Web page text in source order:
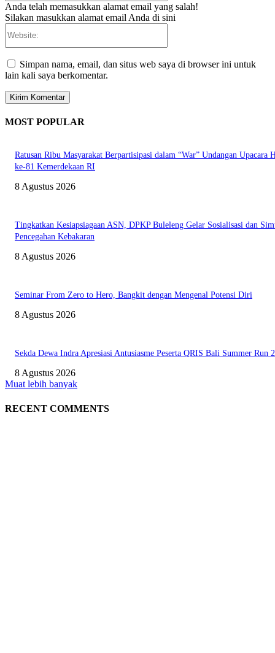
Anda telah memasukkan alamat email yang salah!
Silakan masukkan alamat email Anda di sini
Simpan nama, email, dan situs web saya di browser ini untuk
lain kali saya berkomentar.
MOST POPULAR
Ratusan Ribu Masyarakat Berpartisipasi dalam “War” Undangan Upacara
ke-81 Kemerdekaan RI
8 Agustus 2026
Tingkatkan Kesiapsiagaan ASN, DPKP Buleleng Gelar Sosialisasi dan
Pencegahan Kebakaran
8 Agustus 2026
Seminar From Zero to Hero, Bangkit dengan Mengenal Potensi Diri
8 Agustus 2026
Sekda Dewa Indra Apresiasi Antusiasme Peserta QRIS Bali Summer Run
8 Agustus 2026
Muat lebih banyak
RECENT COMMENTS